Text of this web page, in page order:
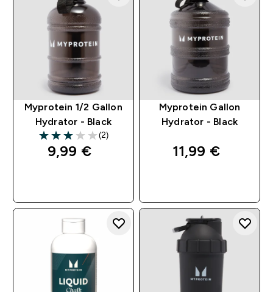
Myprotein 1/2 Gallon
Hydrator - Black
3 out of 5 stars
(2)
9,99 €‎
Myprotein Gallon
Hydrator - Black
11,99 €‎